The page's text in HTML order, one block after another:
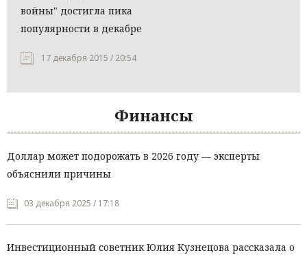
войны" достигла пика
популярности в декабре
17 декабря 2015 / 20:54
Финансы
Доллар может подорожать в 2026 году — эксперты
объяснили причины
03 декабря 2025 / 17:18
Инвестиционный советник Юлия Кузнецова рассказала о